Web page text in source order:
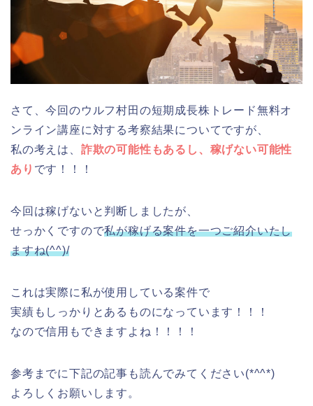
さて、今回のウルフ村田の短期成長株トレード無料オ
ンライン講座に対する考察結果についてですが、
私の考えは、 詐欺の可能性もあるし、稼げない可能性
あり です！！！
今回は稼げないと判断しましたが、
せっかくですので私が稼げる案件を一つご紹介いたし
ますね(^^)/
これは実際に私が使用している案件で
実績もしっかりとあるものになっています！！！
なので信用もできますよね！！！！
参考までに下記の記事も読んでみてください(*^^*)
よろしくお願いします。